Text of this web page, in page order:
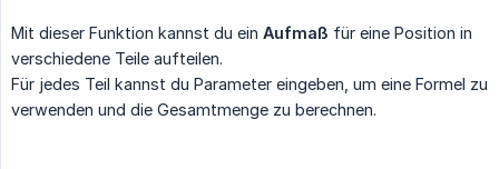
Mit dieser Funktion kannst du ein Aufmaß für eine Position in
verschiedene Teile aufteilen.
Für jedes Teil kannst du Parameter eingeben, um eine Formel zu
verwenden und die Gesamtmenge zu berechnen.